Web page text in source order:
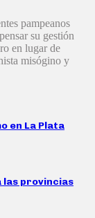
pampeanos
su gestión
en lugar de
misógino y
en La Plata
las provincias